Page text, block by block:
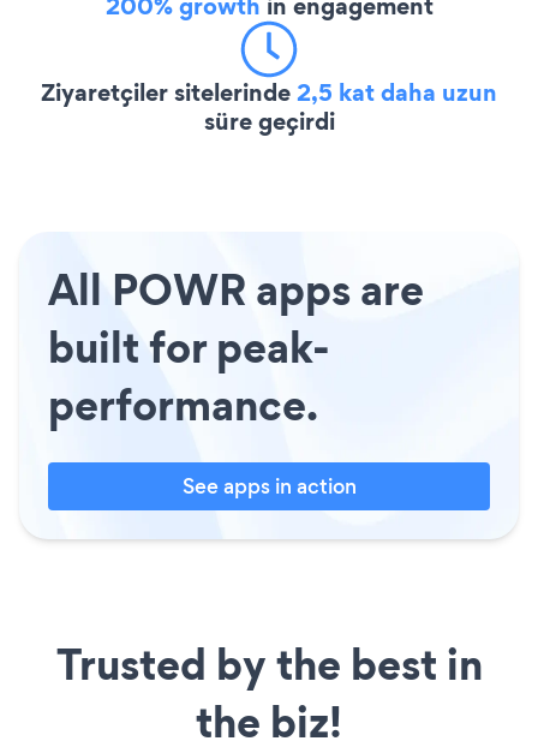
Ziyaretçiler sitelerinde2,5 kat daha uzun
süre geçirdi
All POWR apps are
built for peak-
performance.
See apps in action
Trusted by the best in
the biz!